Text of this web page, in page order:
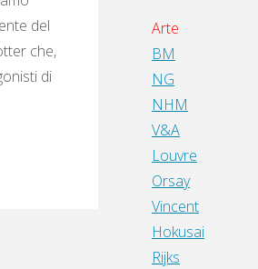
del
che,
di
Arte
BM
NG
NHM
V&A
Louvre
Orsay
Vincent
Hokusai
Rijks